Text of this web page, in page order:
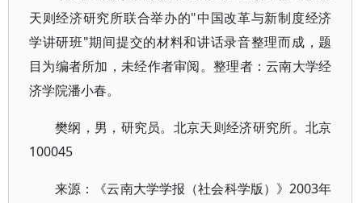
天则经济研究所联合举办的"中国改革与新制度经济
学讲研班"期间提交的材料和讲话录音整理而成，题
目为编者所加，未经作者审阅。整理者：云南大学经
济学院潘小春。
樊纲，男，研究员。北京天则经济研究所。北京
100045
来源：《云南大学学报（社会科学版）》2003年